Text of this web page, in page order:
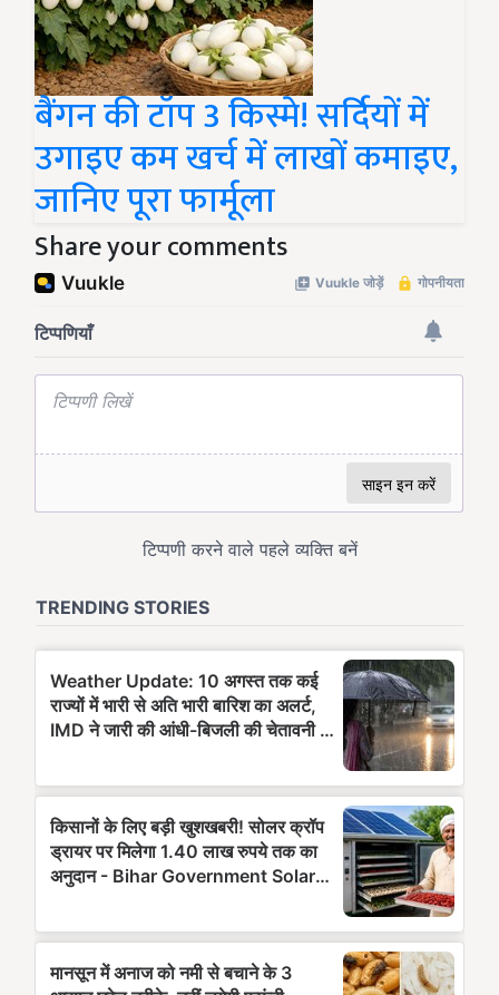
बैंगन की टॉप 3 किस्मे! सर्दियों में
उगाइए कम खर्च में लाखों कमाइए,
जानिए पूरा फार्मूला
Share your comments